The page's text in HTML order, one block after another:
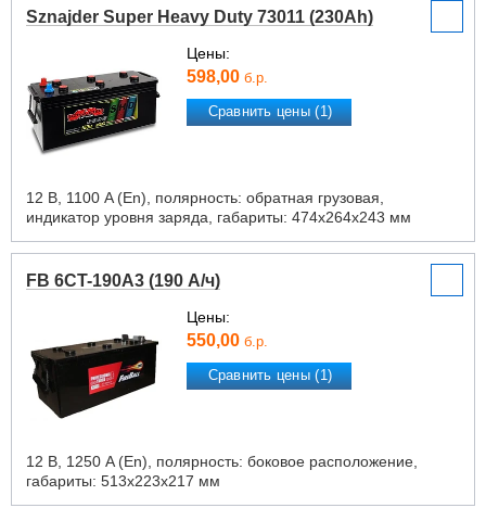
Sznajder Super Heavy Duty 73011 (230Ah)
Цены:
598,00 б.р.
Сравнить цены (1)
12 В, 1100 A (En), полярность: обратная грузовая,
индикатор уровня заряда, габариты: 474х264х243 мм
FB 6CT-190A3 (190 А/ч)
Цены:
550,00 б.р.
Сравнить цены (1)
12 В, 1250 A (En), полярность: боковое расположение,
габариты: 513х223х217 мм